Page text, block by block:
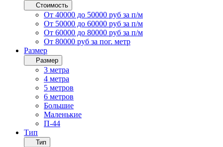
Стоимость
От 40000 до 50000 руб за п/м
От 50000 до 60000 руб за п/м
От 60000 до 80000 руб за п/м
От 80000 руб за пог. метр
Размер
Размер
3 метра
4 метра
5 метров
6 метров
Большие
Маленькие
П-44
Тип
Тип